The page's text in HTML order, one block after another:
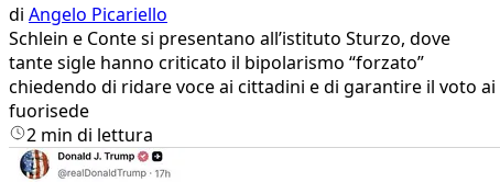
di Angelo Picariello
Schlein e Conte si presentano all’istituto Sturzo, dove
tante sigle hanno criticato il bipolarismo “forzato”
chiedendo di ridare voce ai cittadini e di garantire il voto ai
fuorisede
2 min di lettura